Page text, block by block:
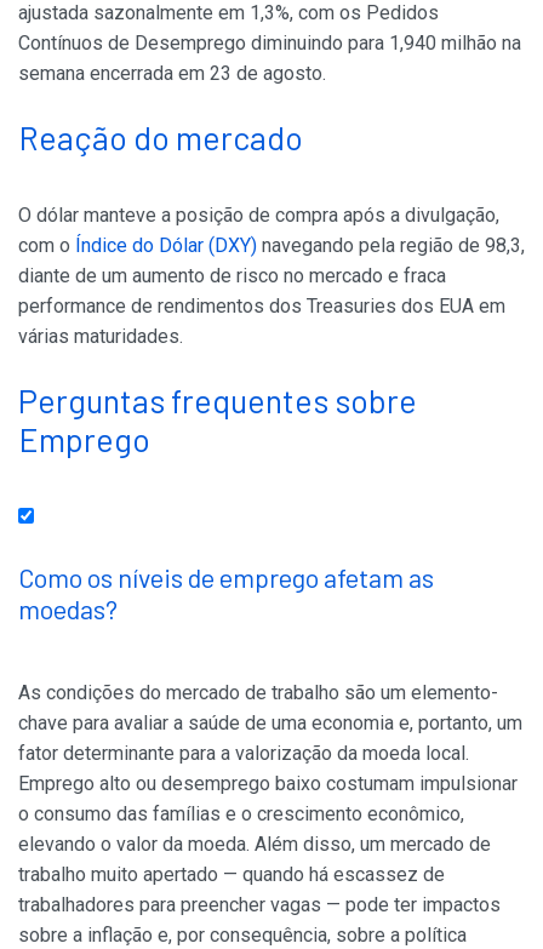
ajustada sazonalmente em 1,3%, com os Pedidos
Contínuos de Desemprego diminuindo para 1,940 milhão na
semana encerrada em 23 de agosto.
Reação do mercado
O dólar manteve a posição de compra após a divulgação,
com o Índice do Dólar (DXY) navegando pela região de 98,3,
diante de um aumento de risco no mercado e fraca
performance de rendimentos dos Treasuries dos EUA em
várias maturidades.
Perguntas frequentes sobre
Emprego
Como os níveis de emprego afetam as
moedas?
As condições do mercado de trabalho são um elemento-
chave para avaliar a saúde de uma economia e, portanto, um
fator determinante para a valorização da moeda local.
Emprego alto ou desemprego baixo costumam impulsionar
o consumo das famílias e o crescimento econômico,
elevando o valor da moeda. Além disso, um mercado de
trabalho muito apertado — quando há escassez de
trabalhadores para preencher vagas — pode ter impactos
sobre a inflação e, por consequência, sobre a política